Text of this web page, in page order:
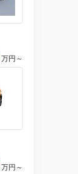
万円 ～
万円 ～